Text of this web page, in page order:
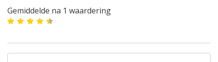
Gemiddelde na 1 waardering